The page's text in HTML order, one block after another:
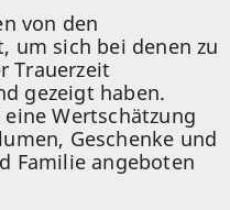
von den
um sich bei denen zu
Trauerzeit
gezeigt haben.
Wertschätzung
Geschenke und
Familie angeboten